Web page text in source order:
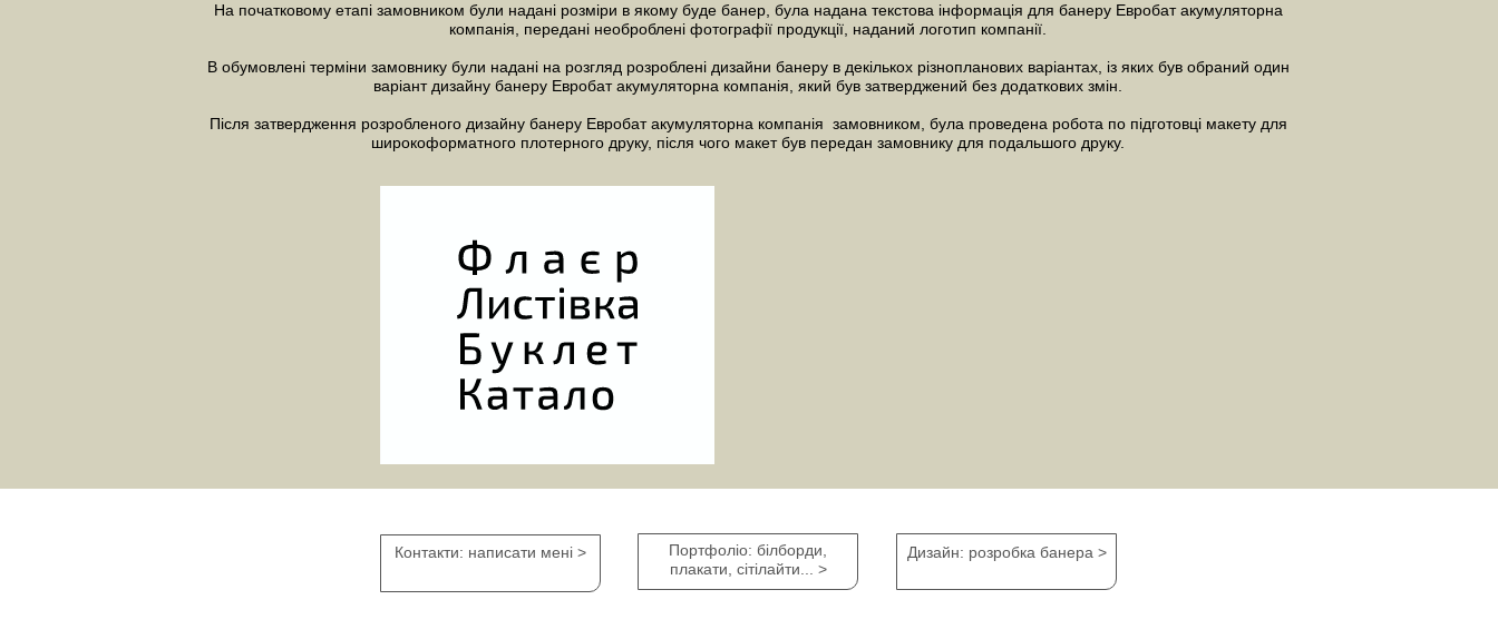
На початковому етапі замовником були надані розміри в якому буде банер, була надана текстова інформація для банеру Евробат акумуляторна
компанія, передані необроблені фотографії продукції, наданий логотип компанії.
В обумовлені терміни замовнику були надані на розгляд розроблені дизайни банеру в декількох різнопланових варіантах, із яких був обраний один
варіант дизайну банеру Евробат акумуляторна компанія, який був затверджений без додаткових змін.
Після затвердження розробленого дизайну банеру Евробат акумуляторна компанія замовником, була проведена робота по підготовці макету для
широкоформатного плотерного друку, після чого макет був передан замовнику для подальшого друку.
Контакти: написати мені >
Портфоліо: білборди,
плакати, сітілайти... >
Дизайн: розробка банера >